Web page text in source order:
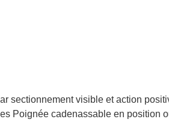
sectionnement visible et action
Poignée cadenassable en position